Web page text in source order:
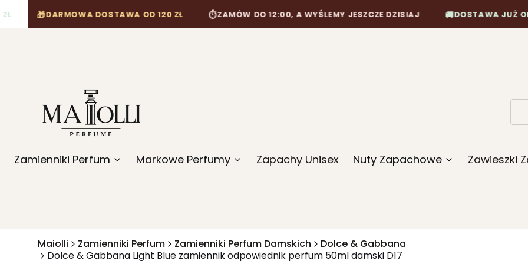
DARMOWA DOSTAWA OD 120 ZŁ ⏱ZAMÓW DO 12:00, A WYŚLEMY JESZCZE DZISIAJ 🚚DOSTAWA JUŻ OD 10,90
Zamienniki Perfum Markowe Perfumy Zapachy Unisex Nuty Zapachowe Zawieszki
Maiolli Zamienniki Perfum Zamienniki Perfum Damskich
Dolce & Gabbana
Dolce & Gabbana Light Blue zamiennik odpowiednik perfum 50ml damski D17